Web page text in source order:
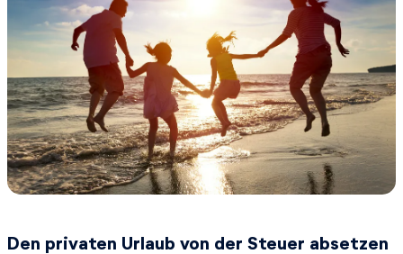
Den privaten Urlaub von der Steuer absetzen